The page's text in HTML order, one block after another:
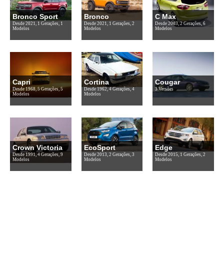
Bronco Sport
Desde 2021, 1 Gerações, 1
Modelos
Bronco
Desde 2021, 1 Gerações, 2
Modelos
C Max
Desde 2003, 2 Gerações, 6
Modelos
Capri
Desde 1968, 5 Gerações, 5
Modelos
Cortina
Desde 1962, 4 Gerações, 4
Modelos
Cougar
3 Versões
Crown Victoria
Desde 1991, 4 Gerações, 9
Modelos
EcoSport
Desde 2013, 2 Gerações, 3
Modelos
Edge
Desde 2015, 1 Gerações, 2
Modelos